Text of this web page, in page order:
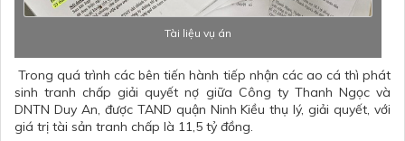
Tài liệu vụ án
Trong quá trình các bên tiến hành tiếp nhận các ao cá thì phát
sinh tranh chấp giải quyết nợ giữa Công ty Thanh Ngọc và
DNTN Duy An, được TAND quận Ninh Kiều thụ lý, giải quyết, với
giá trị tài sản tranh chấp là 11,5 tỷ đồng.